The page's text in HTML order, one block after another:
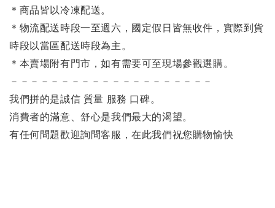
＊商品皆以冷凍配送。
＊物流配送時段一至週六，國定假日皆無收件，實際到貨
時段以當區配送時段為主。
＊本賣場附有門市，如有需要可至現場參觀選購。
－－－－－－－－－－－－－－－－－－－－
我們拼的是誠信 質量 服務 口碑。
消費者的滿意、舒心是我們最大的渴望。
有任何問題歡迎詢問客服，在此我們祝您購物愉快